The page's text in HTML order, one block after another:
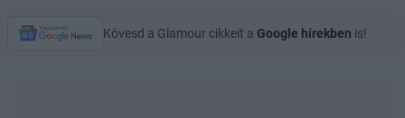
Kövesd a Glamour cikkeit a Google hírekben is!